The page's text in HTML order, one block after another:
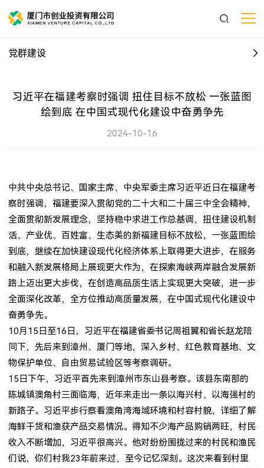
党群建设
习近平在福建考察时强调 扭住目标不放松 一张蓝图
绘到底 在中国式现代化建设中奋勇争先
2024-10-16
中共中央总书记、国家主席、中央军委主席习近平近日在福建考
察时强调，福建要深入贯彻党的二十大和二十届三中全会精神，
全面贯彻新发展理念，坚持稳中求进工作总基调，扭住建设机制
活、产业优、百姓富、生态美的新福建目标不放松，一张蓝图绘
到底，继续在加快建设现代化经济体系上取得更大进步，在服务
和融入新发展格局上展现更大作为，在探索海峡两岸融合发展新
路上迈出更大步伐，在创造高品质生活上实现更大突破，进一步
全面深化改革，全方位推动高质量发展，在中国式现代化建设中
奋勇争先。
10月15日至16日，习近平在福建省委书记周祖翼和省长赵龙陪
同下，先后来到漳州、厦门等地，深入乡村、红色教育基地、文
物保护单位、自由贸易试验区等考察调研。
15日下午，习近平首先来到漳州市东山县考察。该县东南部的
陈城镇澳角村三面临海，近年来走出一条以海兴村、以海强村的
新路子。习近平步行察看澳角湾海域环境和村容村貌，详细了解
海鲜干货和渔获产品交易情况。得知不少海产品购销两旺，村民
收入不断增加，习近平很高兴。他对纷纷围拢过来的村民和渔民
们说，你们村我23年前来过，至今记忆深刻。这次来看到村里